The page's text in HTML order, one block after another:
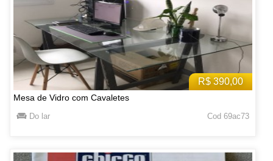
R$ 390,00
Mesa de Vidro com Cavaletes
Do lar Cod 69ac73